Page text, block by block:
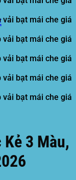
3 Màu,